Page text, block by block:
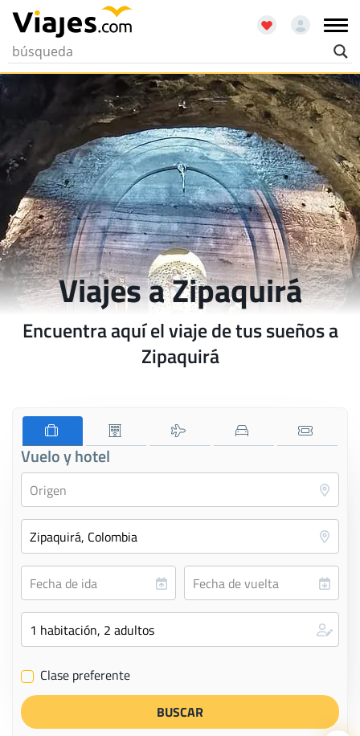
Viajes a Zipaquirá
Encuentra aquí el viaje de tus sueños a
Zipaquirá
Vuelo y hotel
✔ Clase preferente